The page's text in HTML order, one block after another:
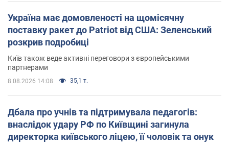
Україна має домовленості на щомісячну
поставку ракет до Patriot від США: Зеленський
розкрив подробиці
Київ також веде активні переговори з європейськими
партнерами
8.08.2026 14:08 35,1 т.
Дбала про учнів та підтримувала педагогів:
внаслідок удару РФ по Київщині загинула
директорка київського ліцею, її чоловік та онук